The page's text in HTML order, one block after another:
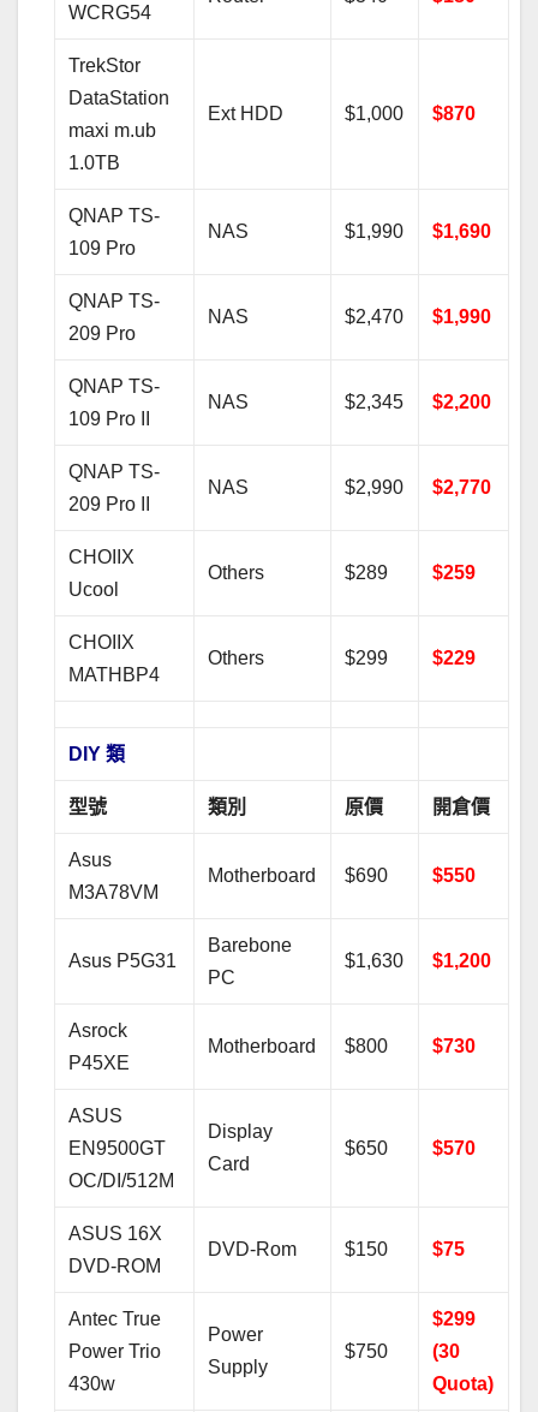
WCRG54
TrekStor
DataStation
maxi m.ub
1.0TB
Ext HDD $1,000 $870
QNAP TS-
109 Pro
NAS $1,990 $1,690
QNAP TS-
209 Pro
NAS $2,470 $1,990
QNAP TS-
109 Pro II
NAS $2,345 $2,200
QNAP TS-
209 Pro II
NAS $2,990 $2,770
CHOIIX
Ucool
Others $289 $259
CHOIIX
MATHBP4
Others $299 $229
DIY 類
型號 類別 原價 開倉價
Asus
M3A78VM
Motherboard $690 $550
Asus P5G31
Barebone
PC
$1,630 $1,200
Asrock
P45XE
Motherboard $800 $730
ASUS
EN9500GT
OC/DI/512M
Display
Card
$650 $570
ASUS 16X
DVD-ROM
DVD-Rom $150 $75
Antec True
Power Trio
430w
Power
Supply
$750
$299
(30
Quota)